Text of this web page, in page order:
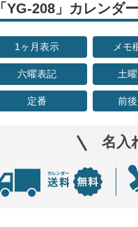
「YG-208」カレンダ
1ヶ月表示 メモ
六曜表記 土
定番 前
名入